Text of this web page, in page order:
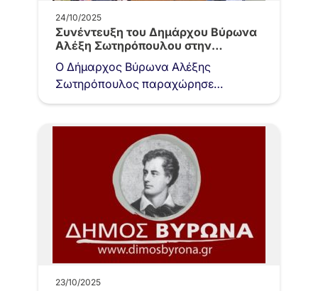
24/10/2025
Συνέντευξη του Δημάρχου Βύρωνα
Αλέξη Σωτηρόπουλου στην
εφημερίδα «Δημοκρατία»
Ο Δήμαρχος Βύρωνα Αλέξης
Σωτηρόπουλος παραχώρησε
συνέντευξη στον δημοσιογράφο
«Δημοκρατία», μιλώντας ανοιχτά για
τις προκλήσεις…
23/10/2025